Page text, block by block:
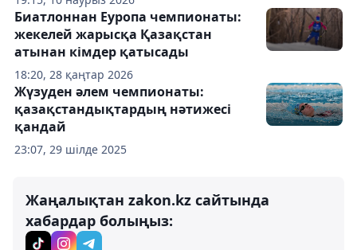
18:20, 28 қаңтар 2026
Биатлоннан Еуропа чемпионаты:
жекелей жарысқа Қазақстан
атынан кімдер қатысады
23:07, 29 шілде 2025
Жүзуден әлем чемпионаты:
қазақстандықтардың нәтижесі
қандай
Жаңалықтан zakon.kz сайтында
хабардар болыңыз: